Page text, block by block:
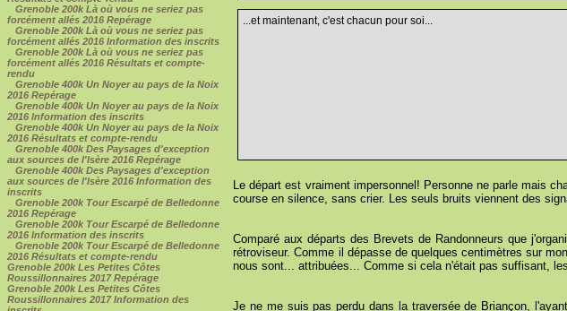
Grenoble 200k Là où vous ne seriez pas
forcément allés 2016 Repérage
Grenoble 200k Là où vous ne seriez pas
forcément allés 2016 Information des inscrits
Grenoble 200k Là où vous ne seriez pas
forcément allés 2016 Résultats et compte-
rendu
Grenoble 400k Un Noyer au pays de la Noix
2016 Repérage
Grenoble 400k Un Noyer au pays de la Noix
2016 Information des inscrits
Grenoble 400k Un Noyer au pays de la Noix
2016 Résultats et compte-rendu
Grenoble 400k Des Paysages d'exception
aux sources de l'Isère 2016 Repérage
Grenoble 400k Des Paysages d'exception
aux sources de l'Isère 2016 Information des
inscrits
Grenoble 200k Tour Escarpé de Belledonne
2016 Repérage
Grenoble 200k Tour Escarpé de Belledonne
2016 Information des inscrits
Grenoble 200k Tour Escarpé de Belledonne
2016 Résultats et compte-rendu
Grenoble 200k Les Petites Côtes
Roussillonnaires 2017 Repérage
Grenoble 200k Les Petites Côtes
Roussillonnaires 2017 Information des
...et maintenant, c'est chacun pour soi...
Le départ est vraiment impersonnel! Personne ne parle mais
course en silence, sans crier. Les seuls bruits viennent des
Comparé aux départs des Brevets de Randonneurs que
rétroviseur. Comme il dépasse de quelques centimètres sur
nous sont... attribuées... Comme si cela n'était pas suffisant,
Je ne me suis pas perdu dans la traversée de Briançon,